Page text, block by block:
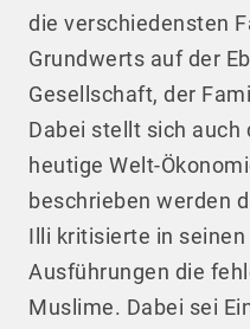
die verschiedensten
Grundwerts auf der
Gesellschaft, der
Dabei stellt sich auch
heutige Welt-
beschrieben werden
Illi kritisierte in
Ausführungen die
Muslime. Dabei sei